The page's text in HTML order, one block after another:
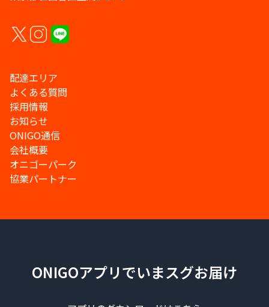
配達エリア
よくある質問
採用情報
お知らせ
ONIGO通信
会社概要
オニゴーパーク
協業パートナー
ONIGOアプリでいまスグお届け